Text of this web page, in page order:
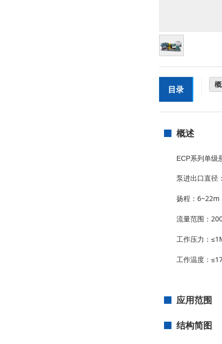
目录
概述
ECP系列单级
泵进出口直径
扬程：6~22m
流量范围：
工作压力：
工作温度：
应用范围
结构简图